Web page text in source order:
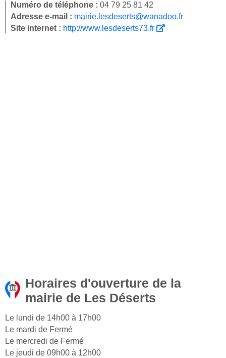
Numéro de téléphone : 04 79 25 81 42
Adresse e-mail : mairie.lesdeserts@wanadoo.fr
Site internet : http://www.lesdeserts73.fr
Horaires d'ouverture de la
mairie de Les Déserts
Le lundi de 14h00 à 17h00
Le mardi de Fermé
Le mercredi de Fermé
Le jeudi de 09h00 à 12h00